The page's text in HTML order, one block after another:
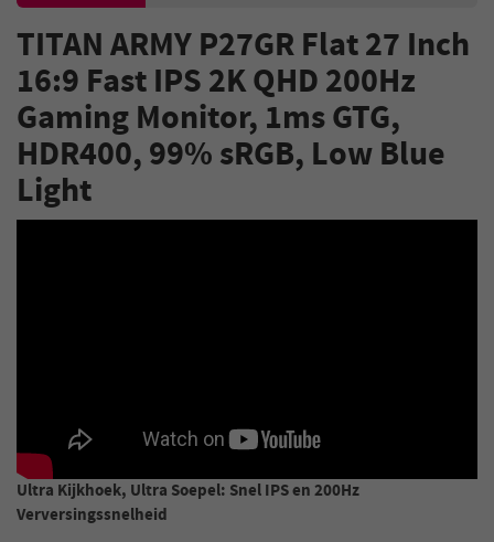
TITAN ARMY P27GR Flat 27 Inch
16:9 Fast IPS 2K QHD 200Hz
Gaming Monitor, 1ms GTG,
HDR400, 99% sRGB, Low Blue
Light
Ultra Kijkhoek, Ultra Soepel: Snel IPS en 200Hz
Verversingssnelheid